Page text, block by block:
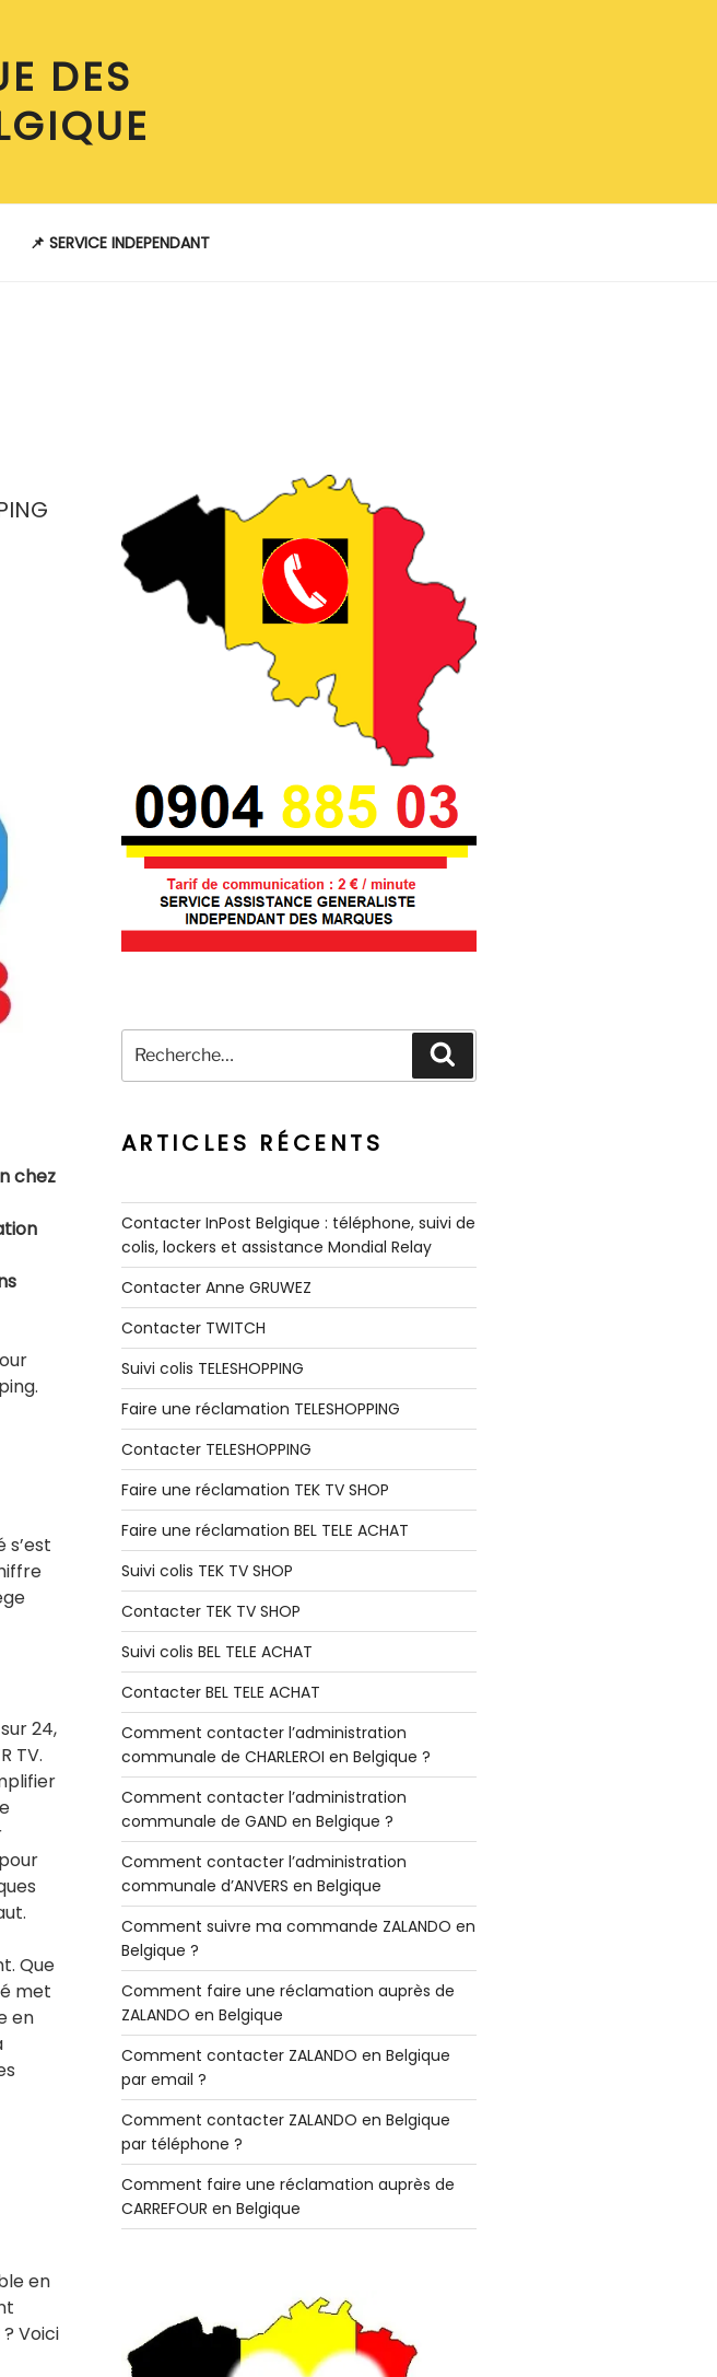
DES
📌 SERVICE INDEPENDANT
chez
s’est
24,
TV.
Que
met
en
en
Voici
pour
:
ARTICLES RÉCENTS
Contacter InPost Belgique : téléphone, suivi de
colis, lockers et assistance Mondial Relay
Contacter Anne GRUWEZ
Contacter TWITCH
Suivi colis TELESHOPPING
Faire une réclamation TELESHOPPING
Contacter TELESHOPPING
Faire une réclamation TEK TV SHOP
Faire une réclamation BEL TELE ACHAT
Suivi colis TEK TV SHOP
Contacter TEK TV SHOP
Suivi colis BEL TELE ACHAT
Contacter BEL TELE ACHAT
Comment contacter l’administration
communale de CHARLEROI en Belgique ?
Comment contacter l’administration
communale de GAND en Belgique ?
Comment contacter l’administration
communale d’ANVERS en Belgique
Comment suivre ma commande ZALANDO en
Belgique ?
Comment faire une réclamation auprès de
ZALANDO en Belgique
Comment contacter ZALANDO en Belgique
par email ?
Comment contacter ZALANDO en Belgique
par téléphone ?
Comment faire une réclamation auprès de
CARREFOUR en Belgique